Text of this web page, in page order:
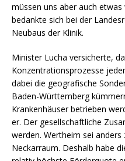
müssen uns aber auch
bedankte sich bei der
Neubaus der Klinik.
Minister Lucha versicherte,
Konzentrationsprozesse
dabei die geografische
Baden-Württemberg
Krankenhäuser betrieben
er. Der gesellschaftliche
werden. Wertheim sei
Neckarraum. Deshalb habe